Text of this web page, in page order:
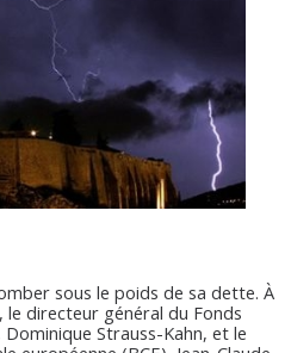
sous le poids de sa dette. À
le directeur général du Fonds
Strauss-Kahn, et le